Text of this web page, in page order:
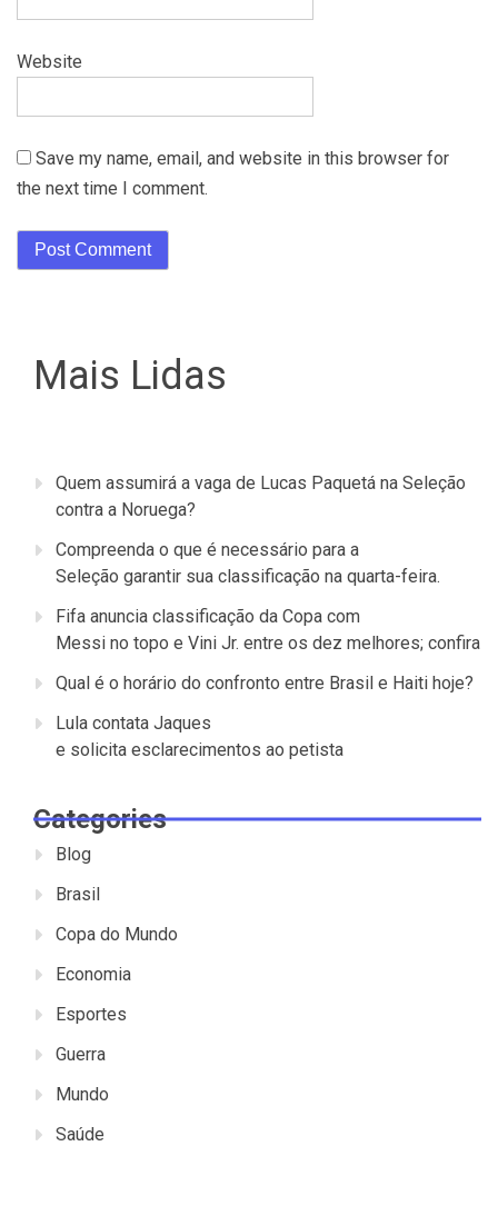
Website
Save my name, email, and website in this browser for
the next time I comment.
Mais Lidas
Quem assumirá a vaga de Lucas Paquetá na Seleção
contra a Noruega?
Compreenda o que é necessário para a
Seleção garantir sua classificação na quarta-feira.
Fifa anuncia classificação da Copa com
Messi no topo e Vini Jr. entre os dez melhores; confira
Qual é o horário do confronto entre Brasil e Haiti hoje?
Lula contata Jaques
e solicita esclarecimentos ao petista
Categories
Blog
Brasil
Copa do Mundo
Economia
Esportes
Guerra
Mundo
Saúde